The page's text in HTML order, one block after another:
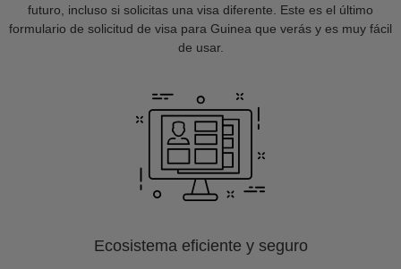
futuro, incluso si solicitas una visa diferente. Este es el último
formulario de solicitud de visa para Guinea que verás y es muy fácil
de usar.
Ecosistema eficiente y seguro